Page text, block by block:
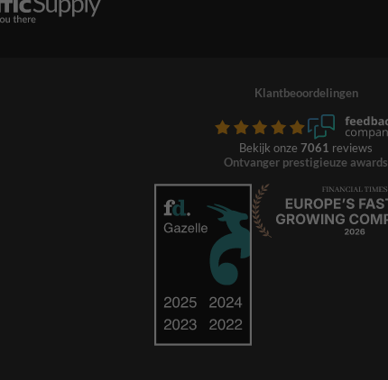
Klantbeoordelingen
Bekijk onze 7061 reviews
Ontvanger prestigieuze awards